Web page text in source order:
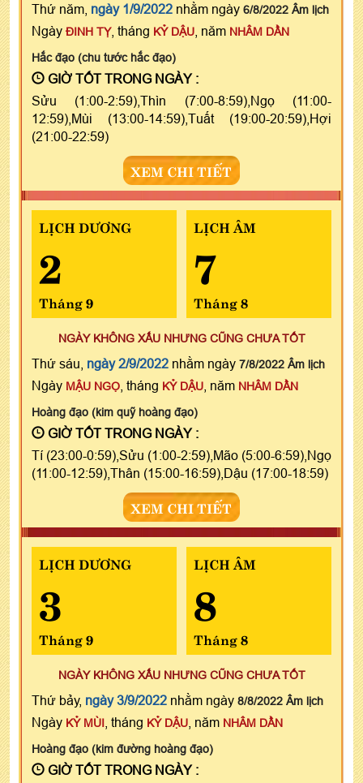
Thứ năm, ngày 1/9/2022 nhằm ngày 6/8/2022 Âm lịch
Ngày ĐINH TỴ, tháng KỶ DẬU , năm NHÂM DẦN
Hắc đạo (chu tước hắc đạo)
GIỜ TỐT TRONG NGÀY :
Sửu (1:00-2:59),Thìn (7:00-8:59),Ngọ (11:00-
12:59),Mùi (13:00-14:59),Tuất (19:00-20:59),Hợi
(21:00-22:59)
XEM CHI TIẾT
LỊCH DƯƠNG
2
Tháng 9
LỊCH ÂM
7
Tháng 8
NGÀY KHÔNG XẤU NHƯNG CŨNG CHƯA TỐT
Thứ sáu, ngày 2/9/2022 nhằm ngày 7/8/2022 Âm lịch
Ngày MẬU NGỌ , tháng KỶ DẬU , năm NHÂM DẦN
Hoàng đạo (kim quỹ hoàng đạo)
GIỜ TỐT TRONG NGÀY :
Tí (23:00-0:59),Sửu (1:00-2:59),Mão (5:00-6:59),Ngọ
(11:00-12:59),Thân (15:00-16:59),Dậu (17:00-18:59)
XEM CHI TIẾT
LỊCH DƯƠNG
3
Tháng 9
LỊCH ÂM
8
Tháng 8
NGÀY KHÔNG XẤU NHƯNG CŨNG CHƯA TỐT
Thứ bảy, ngày 3/9/2022 nhằm ngày 8/8/2022 Âm lịch
Ngày KỶ MÙI , tháng KỶ DẬU , năm NHÂM DẦN
Hoàng đạo (kim đường hoàng đạo)
GIỜ TỐT TRONG NGÀY :